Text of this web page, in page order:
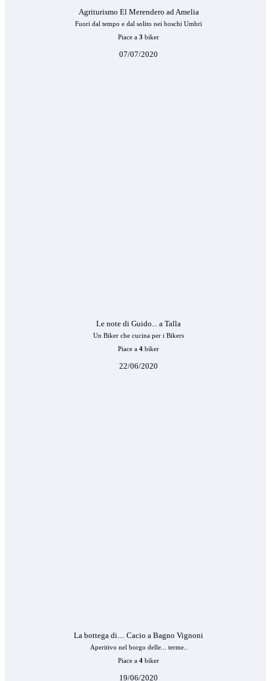
Agriturismo El Merendero ad Amelia
Fuori dal tempo e dal solito nei boschi Umbri
Piace a 3 biker
07/07/2020
Le note di Guido... a Talla
Un Biker che cucina per i Bikers
Piace a 4 biker
22/06/2020
La bottega di.... Cacio a Bagno Vignoni
Aperitivo nel borgo delle... terme..
Piace a 4 biker
19/06/2020